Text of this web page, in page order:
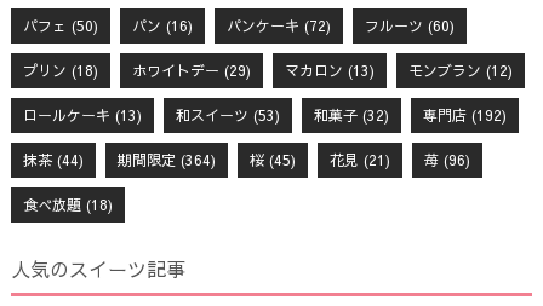
パフェ (50) パン (16) パンケーキ (72) フルーツ (60)
プリン (18) ホワイトデー (29) マカロン (13) モンブラン (12)
ロールケーキ (13) 和スイーツ (53) 和菓子(32) 専門店(192)
抹茶(44) 期間限定 (364) 桜(45) 花見 (21) 苺(96)
食べ放題(18)
人気のスイーツ記事